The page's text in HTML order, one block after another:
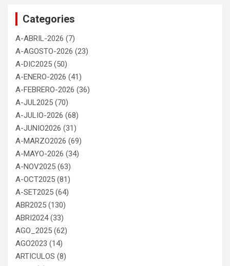
Categories
A-ABRIL-2026 (7)
A-AGOSTO-2026 (23)
A-DIC2025 (50)
A-ENERO-2026 (41)
A-FEBRERO-2026 (36)
A-JUL2025 (70)
A-JULIO-2026 (68)
A-JUNIO2026 (31)
A-MARZO2026 (69)
A-MAYO-2026 (34)
A-NOV2025 (63)
A-OCT2025 (81)
A-SET2025 (64)
ABR2025 (130)
ABRI2024(33)
AGO_2025 (62)
AGO2023 (14)
ARTICULOS (8)